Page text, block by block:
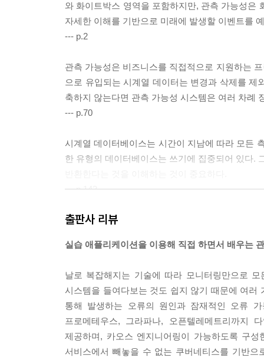
와 화이트박스 영역을 포함하지만, 관측 가능성은
자세한 이해를 기반으로 미래에 발생할 이벤트를
--- p.2
관측 가능성은 비즈니스를 직접적으로 지원하는
으로 유입되는 시계열 데이터는 변경과 삭제를
축하지 않는다면 관측 가능성 시스템은 여러 차례
--- p.70
시계열 데이터베이스는 시간이 지남에 따라 모든
한 유형의 데이터베이스는 쓰기에 집중되어 있다.
--- p.143
이그젬플러는 주어진 시간 간격에서 측정된 추적
를 제공한다. 따라서 둘의 상관관계를 만들어 서
다양한 마이크로서비스에 대한 추적을 조회할 수
행하는 것보다, 그라파나와 오픈서치와 같은 관측
다.
--- p.305
출판사 리뷰
실습 애플리케이션을 이용해 직접 하면서 배우는
날로 복잡해지는 기술에 따라 모니터링만으로
시스템을 들여다보는 것도 쉽지 않기 때문에 여러
통해 발생하는 오류의 원인과 잠재적인 오류
프로메테우스, 그라파나, 오픈텔레메트리까지
제공하며, 카오스 엔지니어링이 가능하도록 구
서비스에서 빼놓을 수 없는 쿠버네티스를 기반